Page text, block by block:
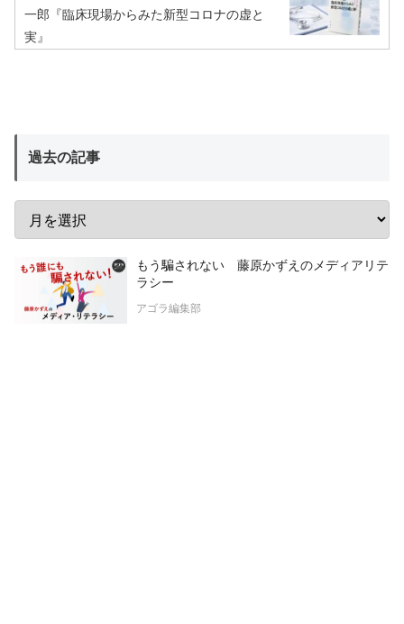
一郎『臨床現場からみた新型コロナの虚と
実』
過去の記事
もう騙されない 藤原かずえのメディアリテ
ラシー
アゴラ編集部